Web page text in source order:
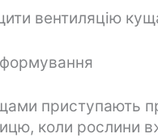
вентиляцію
приступають
коли рослини